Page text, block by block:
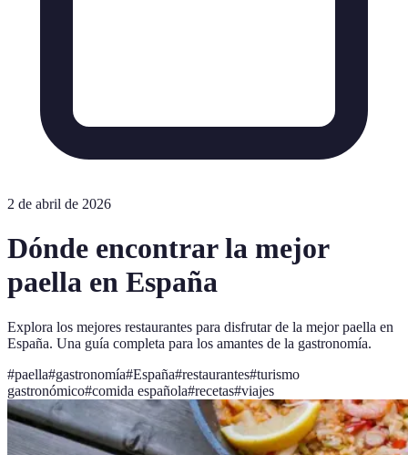
2 de abril de 2026
Dónde encontrar la mejor
paella en España
Explora los mejores restaurantes para disfrutar de la mejor paella en
España. Una guía completa para los amantes de la gastronomía.
#paella#gastronomía#España#restaurantes#turismo
gastronómico#comida española#recetas#viajes